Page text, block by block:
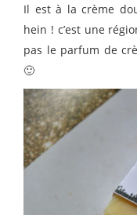
Il est à la crème
hein ! c’est une
pas le parfum de
🙂